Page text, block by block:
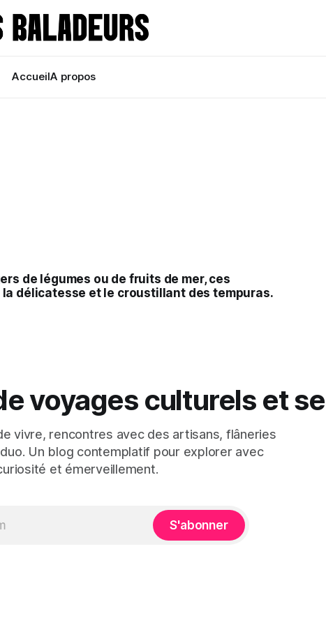
AccueilA propos
de légumes ou de fruits de mer, ces
délicatesse et le croustillant des tempuras.
voyages culturels et
vivre, rencontres avec des artisans, flâneries
Un blog contemplatif pour explorer avec
et émerveillement.
S'abonner